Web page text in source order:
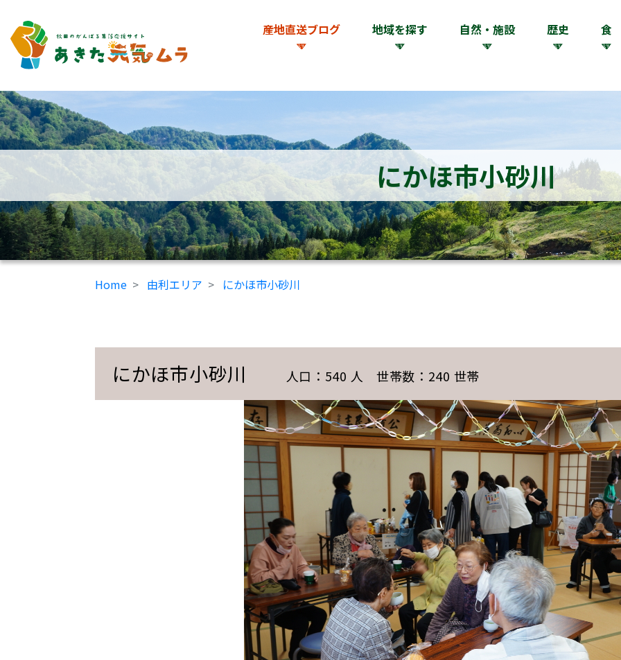
産地直送ブログ 地域を探す 自然・施設 歴史 食
にかほ市小砂川
Home 由利エリア にかほ市小砂川
にかほ市小砂川 人口：540 人 世帯数：240 世帯